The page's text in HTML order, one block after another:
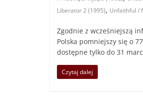
Liberator 2 (1995), Unfaithful /
Zgodnie z wcześniejszą
Polska pomniejszy się o
dostępne tylko do 31
Czytaj dalej